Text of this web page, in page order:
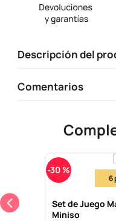
Descripción del
Comentarios
-30 %
6
Set de Juego
Miniso